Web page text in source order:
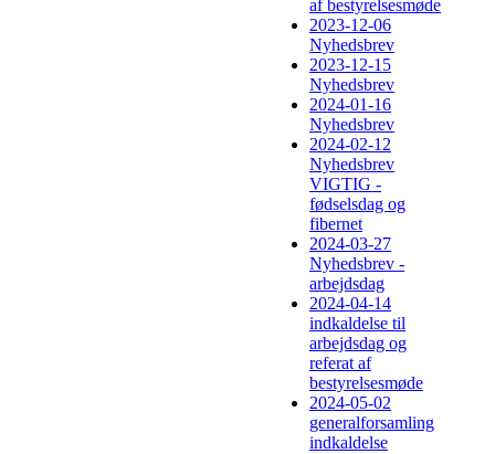
af bestyrelsesmøde
2023-12-06
Nyhedsbrev
2023-12-15
Nyhedsbrev
2024-01-16
Nyhedsbrev
2024-02-12
Nyhedsbrev
VIGTIG -
fødselsdag og
fibernet
2024-03-27
Nyhedsbrev -
arbejdsdag
2024-04-14
indkaldelse til
arbejdsdag og
referat af
bestyrelsesmøde
2024-05-02
generalforsamling
indkaldelse